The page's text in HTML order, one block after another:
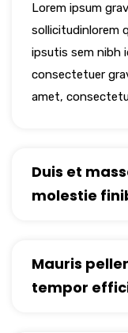
Lorem ipsum
sollicitudinlorem
ipsutis sem nibh
consectetuer
amet,
Duis et
molestie
Mauris
tempor